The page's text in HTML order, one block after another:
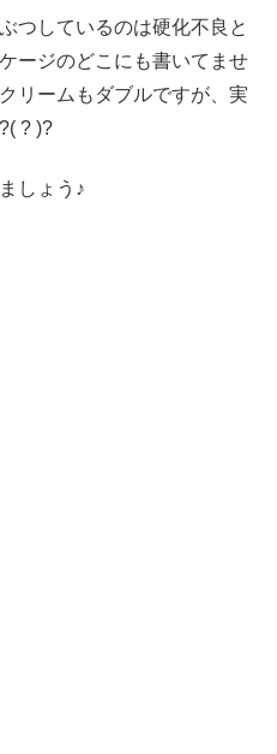
つしているのは硬化不良と
ージのどこにも書いてませ
リームもダブルですが、実
? )?
しょう♪